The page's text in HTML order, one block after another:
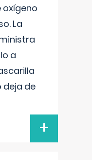
oxígeno
La
a
deja de
+